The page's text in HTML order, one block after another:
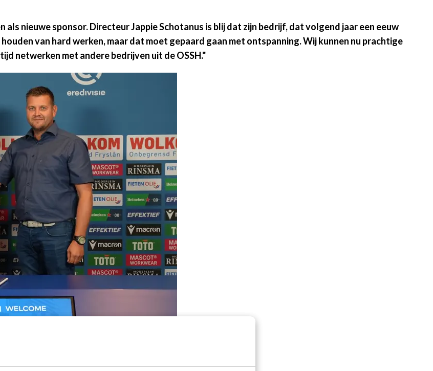
nieuwe sponsor. Directeur Jappie Schotanus is blij dat zijn bedrijf, dat volgend jaar een eeuw
van hard werken, maar dat moet gepaard gaan met ontspanning. Wij kunnen nu prachtige
netwerken met andere bedrijven uit de OSSH."